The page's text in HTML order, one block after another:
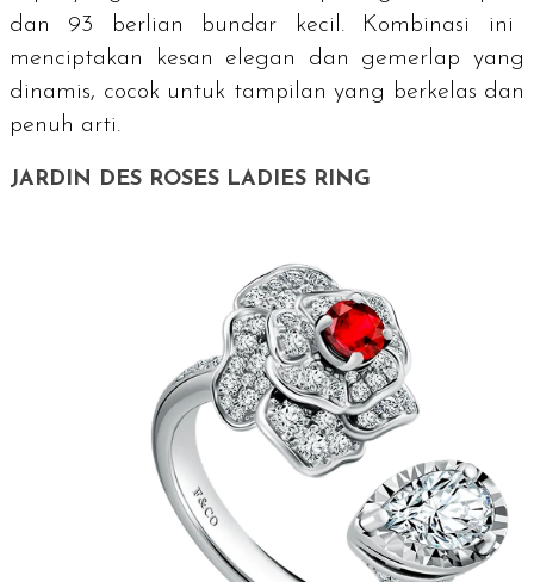
dan 93 berlian bundar kecil. Kombinasi ini
menciptakan kesan elegan dan gemerlap yang
dinamis, cocok untuk tampilan yang berkelas dan
penuh arti.
JARDIN DES ROSES LADIES RING